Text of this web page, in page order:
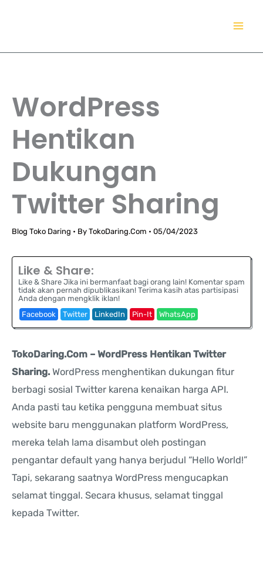
WordPress
Hentikan
Dukungan
Twitter Sharing
Blog Toko Daring • By TokoDaring.Com • 05/04/2023
Like & Share:
Like & Share Jika ini bermanfaat bagi orang lain! Komentar spam
tidak akan pernah dipublikasikan! Terima kasih atas partisipasi
Anda dengan mengklik iklan!
Facebook
Twitter LinkedIn Pin-It WhatsApp
TokoDaring.Com – WordPress Hentikan Twitter
Sharing. WordPress menghentikan dukungan fitur
berbagi sosial Twitter karena kenaikan harga API.
Anda pasti tau ketika pengguna membuat situs
website baru menggunakan platform WordPress,
mereka telah lama disambut oleh postingan
pengantar default yang hanya berjudul “Hello World!”
Tapi, sekarang saatnya WordPress mengucapkan
selamat tinggal. Secara khusus, selamat tinggal
kepada Twitter.